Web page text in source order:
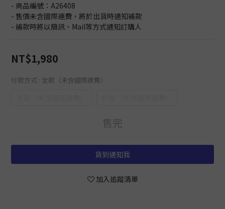
- 商品編號：A26408
- 售價未含國際運費，將於出貨時通知補款
- 補款時將以簡訊、Mail等方式通知訂購人
NT$1,980
付款方式 : 全款（未含國際運費）
售完
貨到通知我
加入追蹤清單